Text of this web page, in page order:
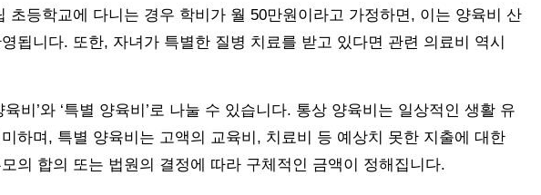
초등학교에 다니는 경우 학비가 월 50만원이라고 가정하면, 이는 양육비 산
됩니다. 또한, 자녀가 특별한 질병 치료를 받고 있다면 관련 의료비 역시
비’와 ‘특별 양육비’로 나눌 수 있습니다. 통상 양육비는 일상적인 생활 유
하며, 특별 양육비는 고액의 교육비, 치료비 등 예상치 못한 지출에 대한
의 합의 또는 법원의 결정에 따라 구체적인 금액이 정해집니다.